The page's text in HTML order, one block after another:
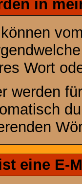
in
Wort
werden
eine E-